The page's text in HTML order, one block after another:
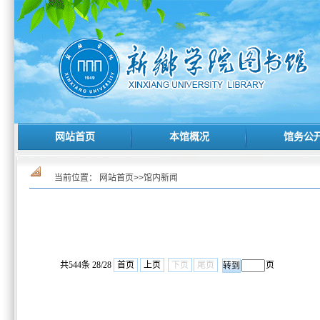
网站首页 本馆概况 馆务公
当前位置： 网站首页>>馆内新闻
共544条 28/28 首页 上页 下页 尾页 页